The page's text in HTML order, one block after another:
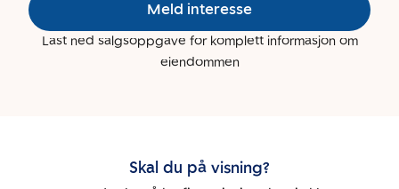
Meld interesse
Last ned salgsoppgave for komplett informasjon om
eiendommen
Skal du på visning?